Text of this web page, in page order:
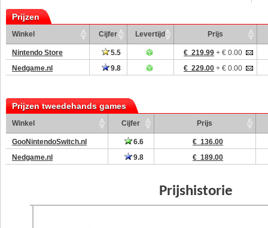
Prijzen
Winkel Cijfer Levertijd Prijs
Nintendo Store 5.5 € 219.99 + € 0.00
Nedgame.nl
9.8 € 229.00 + € 0.00
Prijzen tweedehands games
Winkel Cijfer Prijs
GooNintendoSwitch.nl 6.6
€ 136.00
Nedgame.nl
9.8 € 189.00